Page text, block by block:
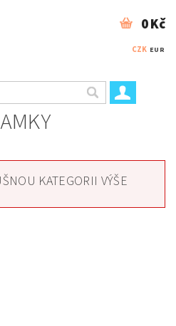
CZK EUR
0 Kč
KATEGORII VÝŠE